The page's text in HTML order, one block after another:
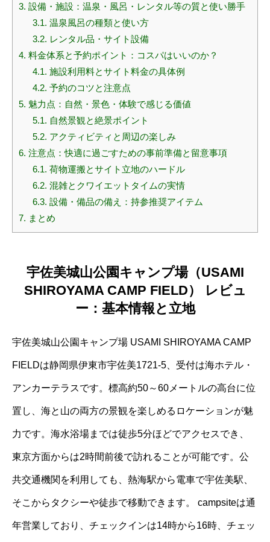
3. 設備・施設：温泉・風呂・レンタル等の質と使い勝手
3.1. 温泉風呂の種類と使い方
3.2. レンタル品・サイト設備
4. 料金体系と予約ポイント：コスパはいいのか？
4.1. 施設利用料とサイト料金の具体例
4.2. 予約のコツと注意点
5. 魅力点：自然・景色・体験で感じる価値
5.1. 自然景観と絶景ポイント
5.2. アクティビティと周辺の楽しみ
6. 注意点：快適に過ごすための事前準備と留意事項
6.1. 荷物運搬とサイト立地のハードル
6.2. 混雑とクワイエットタイムの実情
6.3. 設備・備品の備え：持参推奨アイテム
7. まとめ
宇佐美城山公園キャンプ場（USAMI
SHIROYAMA CAMP FIELD） レビュ
ー：基本情報と立地
宇佐美城山公園キャンプ場 USAMI SHIROYAMA CAMP
FIELDは静岡県伊東市宇佐美1721-5、受付は海ホテル・
アンカーテラスです。標高約50～60メートルの高台に位
置し、海と山の両方の景観を楽しめるロケーションが魅
力です。海水浴場までは徒歩5分ほどでアクセスでき、
東京方面からは2時間前後で訪れることが可能です。公
共交通機関を利用しても、熱海駅から電車で宇佐美駅、
そこからタクシーや徒歩で移動できます。 campsiteは通
年営業しており、チェックインは14時から16時、チェッ